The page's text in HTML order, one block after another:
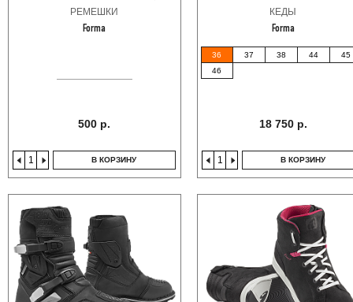
РЕМЕШКИ
Forma
500 р.
В КОРЗИНУ
КЕДЫ
Forma
36 37 38 44
45
46
18 750 р.
В КОРЗИНУ